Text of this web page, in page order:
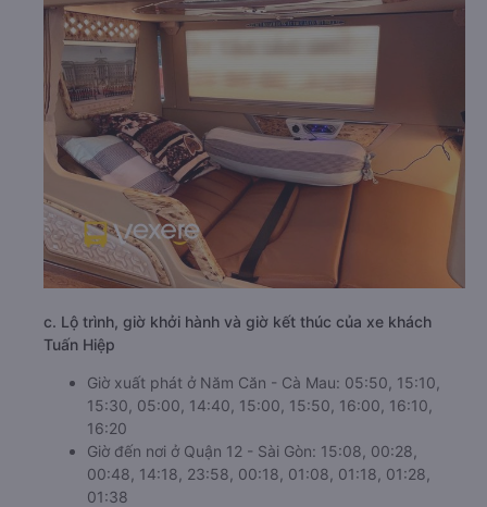
c. Lộ trình, giờ khởi hành và giờ kết thúc của xe khách
Tuấn Hiệp
Giờ xuất phát ở Năm Căn - Cà Mau: 05:50, 15:10,
15:30, 05:00, 14:40, 15:00, 15:50, 16:00, 16:10,
16:20
Giờ đến nơi ở Quận 12 - Sài Gòn: 15:08, 00:28,
00:48, 14:18, 23:58, 00:18, 01:08, 01:18, 01:28,
01:38